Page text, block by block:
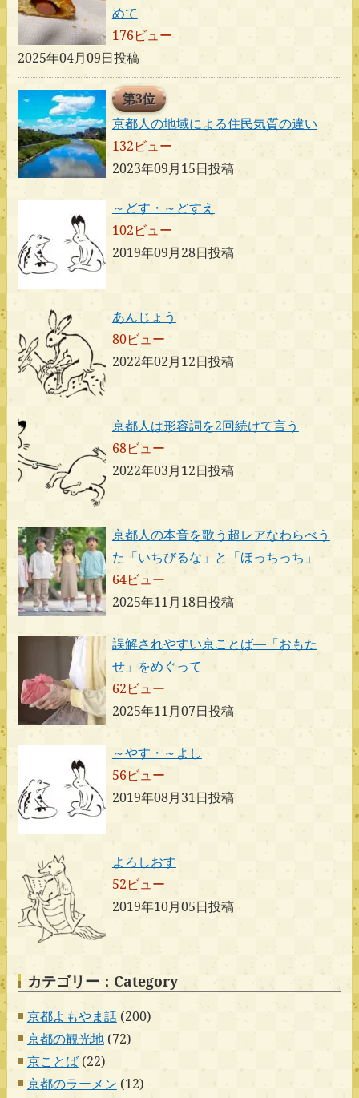
めて
176ビュー
2025年04月09日投稿
第3位
京都人の地域による住民気質の違い
132ビュー
2023年09月15日投稿
～どす・～どすえ
102ビュー
2019年09月28日投稿
あんじょう
80ビュー
2022年02月12日投稿
京都人は形容詞を2回続けて言う
68ビュー
2022年03月12日投稿
京都人の本音を歌う超レアなわらべう
た「いちびるな」と「ほっちっち」
64ビュー
2025年11月18日投稿
誤解されやすい京ことば―「おもた
せ」をめぐって
62ビュー
2025年11月07日投稿
～やす・～よし
56ビュー
2019年08月31日投稿
よろしおす
52ビュー
2019年10月05日投稿
カテゴリー：Category
京都よもやま話(200)
京都の観光地(72)
京ことば(22)
京都のラーメン (12)